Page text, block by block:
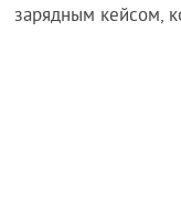
зарядным кейсом,